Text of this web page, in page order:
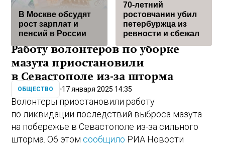
В Москве обсудят
рост зарплат и
пенсий в России
70-летний
ростовчанин убил
петербуржца из
ревности и сбежал
Работу волонтеров по уборке
мазута приостановили
в Севастополе из-за шторма
ОБЩЕСТВО 17 января 2025 14:35
Волонтеры приостановили работу
по ликвидации последствий выброса мазута
на побережье в Севастополе из-за сильного
шторма. Об этом сообщило РИА Новости